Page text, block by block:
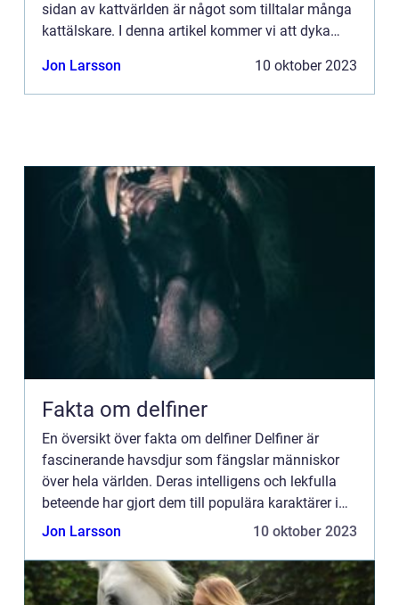
sidan av kattvärlden är något som tilltalar många
kattälskare. I denna artikel kommer vi att dyka
omfat...
Jon Larsson 10 oktober 2023
Fakta om delfiner
En översikt över fakta om delfiner Delfiner är
fascinerande havsdjur som fängslar människor
över hela världen. Deras intelligens och lekfulla
beteende har gjort dem till populära karaktärer i
filmer och uppskattade djur på vattenparker och i
Jon Larsson 10 oktober 2023